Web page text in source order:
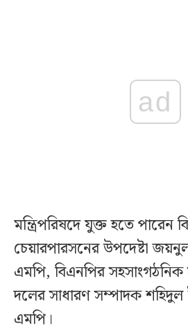
ad
মন্ত্রিপরিষদে যুক্ত হতে পারেন
চেয়ারপারসনের উপদেষ্টা
এমপি, বিএনপির
দলের সাধারণ সম্পাদক
এমপি।